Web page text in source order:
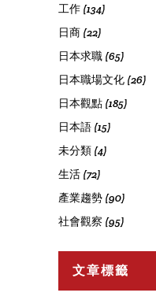
工作 (134)
日商 (22)
日本求職 (65)
日本職場文化 (26)
日本觀點 (185)
日本語 (15)
未分類 (4)
生活 (72)
產業趨勢 (90)
社會觀察 (95)
文章標籤